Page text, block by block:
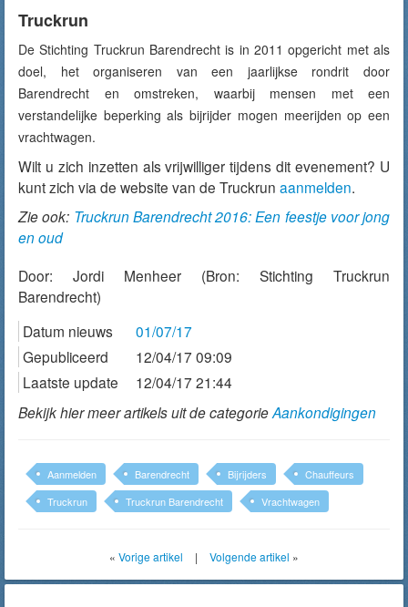
Truckrun
De Stichting Truckrun Barendrecht is in 2011 opgericht met als
doel, het organiseren van een jaarlijkse rondrit door
Barendrecht en omstreken, waarbij mensen met een
verstandelijke beperking als bijrijder mogen meerijden op een
vrachtwagen.
Wilt u zich inzetten als vrijwilliger tijdens dit evenement? U
kunt zich via de website van de Truckrun aanmelden.
Zie ook: Truckrun Barendrecht 2016: Een feestje voor jong
en oud
Door: Jordi Menheer (Bron: Stichting Truckrun
Barendrecht)
Datum nieuws
01/07/17
Gepubliceerd
12/04/17 09:09
Laatste update
12/04/17 21:44
Bekijk hier meer artikels uit de categorieAankondigingen
Aanmelden Barendrecht Bijrijders
Chauffeurs
Truckrun
Truckrun Barendrecht Vrachtwagen
« Vorige artikel | Volgende artikel »